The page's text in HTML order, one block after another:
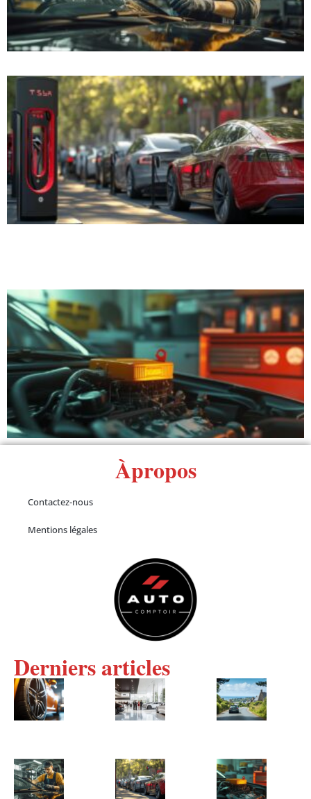
Àpropos
Contactez-nous
Mentions légales
Derniers articles